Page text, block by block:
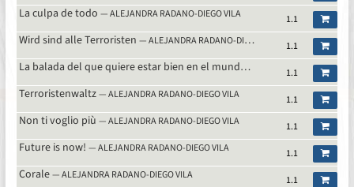
La culpa de todo — ALEJANDRA RADANO-DIEGO VILA 1.1
Wird sind alle Terroristen — ALEJANDRA RADANO-DIEGO VILA 1.1
La balada del que quiere estar bien en el mundo— ALEJANDRA RADANO-
1.1
Terroristenwaltz— ALEJANDRA RADANO-DIEGO VILA 1.1
Non ti voglio più — ALEJANDRA RADANO-DIEGO VILA 1.1
Future is now! — ALEJANDRA RADANO-DIEGO VILA 1.1
Corale— ALEJANDRA RADANO-DIEGO VILA 1.1